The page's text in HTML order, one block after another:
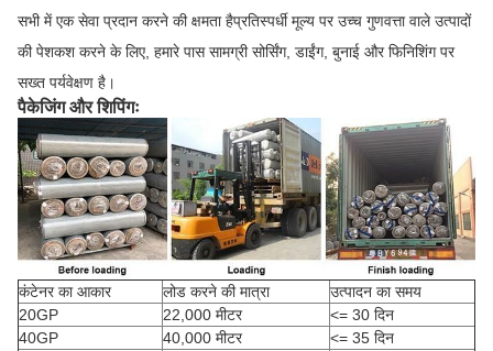
सभी में एक सेवा प्रदान करने की क्षमता हैप्रतिस्पर्धी मूल्य पर उच्च गुणवत्ता वाले उत्पादों
की पेशकश करने के लिए, हमारे पास सामग्री सोर्सिंग, डाईंग, बुनाई और फिनिशिंग पर
सख्त पर्यवेक्षण है।
पैकेजिंग और शिपिंगः
कंटेनर का आकार लोड करने की मात्रा
उत्पादन का समय
20GP
22,000 मीटर
<= 30 दिन
40GP
40,000 मीटर
<= 35 दिन